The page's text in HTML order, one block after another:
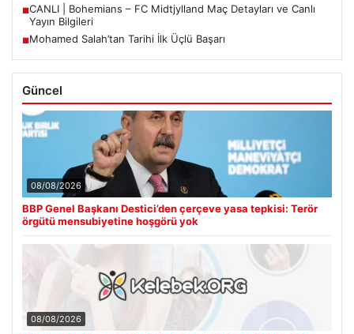
■CANLI | Bohemians – FC Midtjylland Maç Detayları ve Canlı
Yayın Bilgileri
■Mohamed Salah’tan Tarihi İlk Üçlü Başarı
Güncel
08/08/2026
BBP Genel Başkanı Destici’den çerçeve yasa tepkisi: Terör
örgütü mensubiyetine hoşgörü yok
08/08/2026